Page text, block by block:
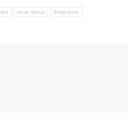
nova marca Sinproeste